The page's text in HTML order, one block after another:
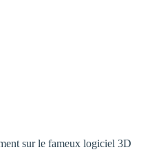
sur le fameux logiciel 3D